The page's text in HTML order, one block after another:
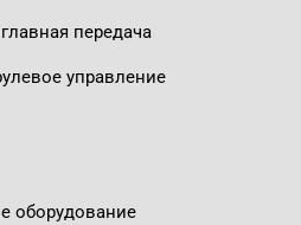
передача
управление
оборудование